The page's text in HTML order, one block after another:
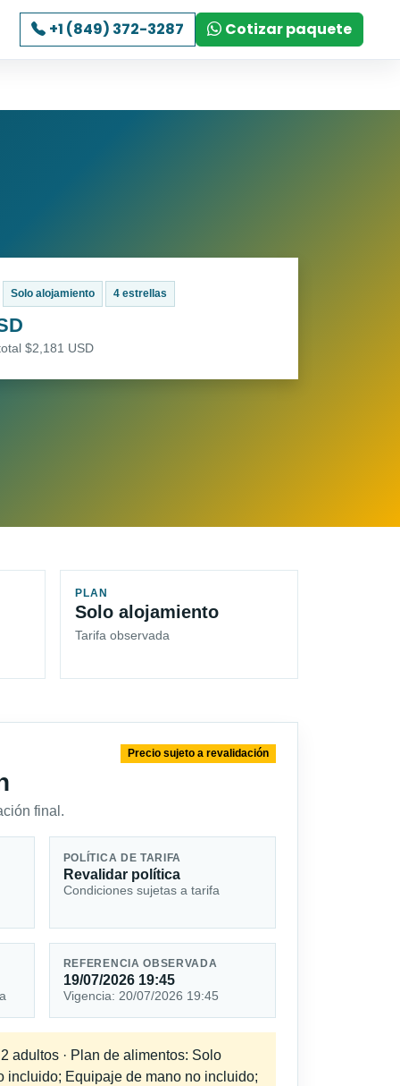
+1 (849) 372-3287 Cotizar paquete
Solo alojamiento 4 estrellas
$2,181 USD
PLAN
Solo alojamiento
Tarifa observada
final.
Precio sujeto a revalidación
POLÍTICA DE TARIFA
Revalidar política
Condiciones sujetas a tarifa
REFERENCIA OBSERVADA
19/07/2026 19:45
Vigencia: 20/07/2026 19:45
adultos · Plan de alimentos: Solo
incluido; Equipaje de mano no incluido;